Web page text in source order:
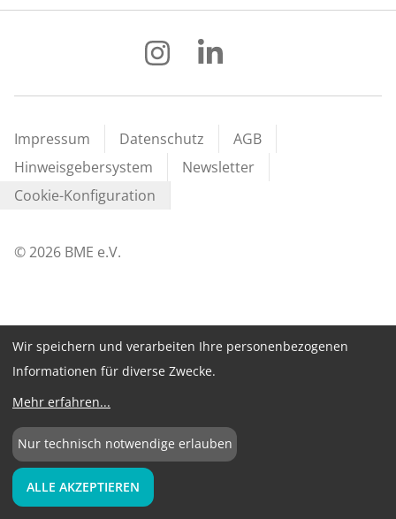
Impressum Datenschutz
AGB
Hinweisgebersystem
Newsletter
Cookie-Konfiguration
©2026 BME e.V.
Wir speichern und verarbeiten Ihre personenbezogenen
Informationen für diverse Zwecke.
Mehr erfahren...
Nur technisch notwendige erlauben
ALLE AKZEPTIEREN